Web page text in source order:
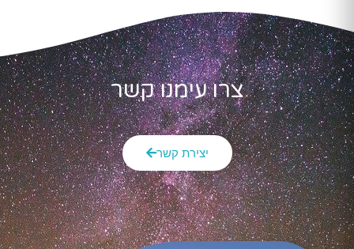
צרו עימנו קשר
יצירת קשר